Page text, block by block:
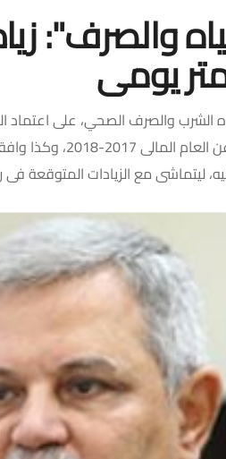
والصرف":
الشرب والصرف الصحي، على اعتماد
الختامية للشركة القابضة،